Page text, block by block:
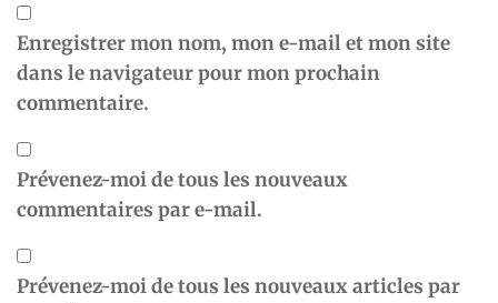
Enregistrer mon nom, mon e-mail et mon site
dans le navigateur pour mon prochain
commentaire.
Prévenez-moi de tous les nouveaux
commentaires par e-mail.
Prévenez-moi de tous les nouveaux articles par